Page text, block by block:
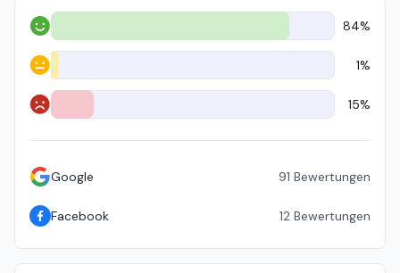
Positiv 84%
Neutral 1%
Negativ 15%
Google 91 Bewertungen
Facebook 12 Bewertungen